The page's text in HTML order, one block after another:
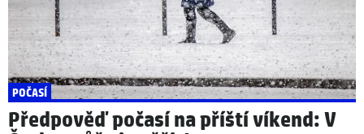
POČASÍ
Předpověď počasí na příští víkend: V